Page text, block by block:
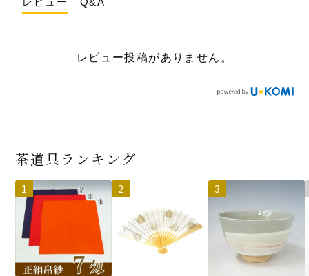
レビュー投稿がありません。
茶道具ランキング